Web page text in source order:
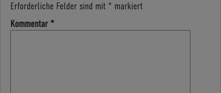
Erforderliche Felder sind mit * markiert
Kommentar *